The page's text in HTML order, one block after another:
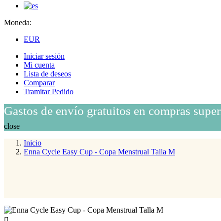
Moneda:
EUR
Iniciar sesión
Mi cuenta
Lista de deseos
Comparar
Tramitar Pedido
Gastos de envío gratuitos en compras
close
Inicio
Enna Cycle Easy Cup - Copa Menstrual Talla M